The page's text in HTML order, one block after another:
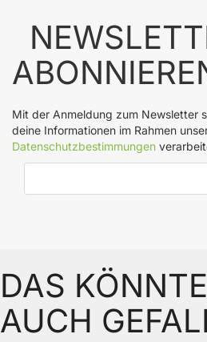
Mit der Anmeldung zum Newsletter
deine Informationen im Rahmen
Datenschutzbestimmungen
DAS
AUCH